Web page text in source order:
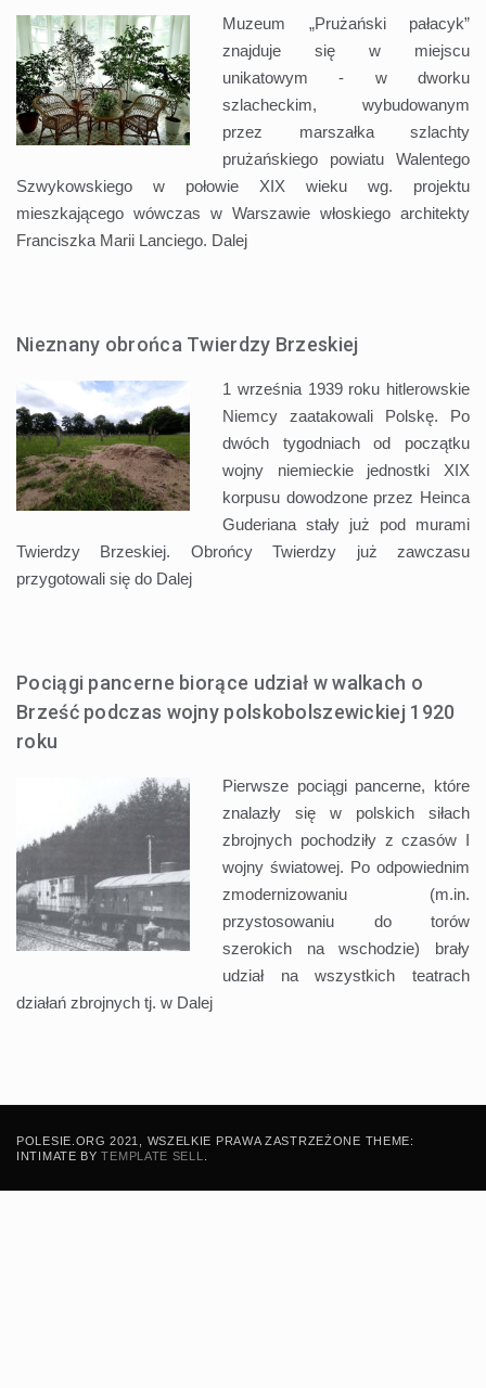
Muzeum „Prużański pałacyk”
znajduje się w miejscu
unikatowym - w dworku
szlacheckim, wybudowanym
przez marszałka szlachty
prużańskiego powiatu Walentego
Szwykowskiego w połowie XIX wieku wg. projektu
mieszkającego wówczas w Warszawie włoskiego architekty
Franciszka Marii Lanciego. Dalej
Nieznany obrońca Twierdzy Brzeskiej
1 września 1939 roku hitlerowskie
Niemcy zaatakowali Polskę. Po
dwóch tygodniach od początku
wojny niemieckie jednostki XIX
korpusu dowodzone przez Heinca
Guderiana stały już pod murami
Twierdzy Brzeskiej. Obrońcy Twierdzy już zawczasu
przygotowali się do Dalej
Pociągi pancerne biorące udział w walkach o
Brześć podczas wojny polskobolszewickiej 1920
roku
Pierwsze pociągi pancerne, które
znalazły się w polskich siłach
zbrojnych pochodziły z czasów I
wojny światowej. Po odpowiednim
zmodernizowaniu (m.in.
przystosowaniu do torów
szerokich na wschodzie) brały
udział na wszystkich teatrach
działań zbrojnych tj. w Dalej
POLESIE.ORG 2021, WSZELKIE PRAWA ZASTRZEŻONE THEME:
INTIMATE BYTEMPLATE SELL